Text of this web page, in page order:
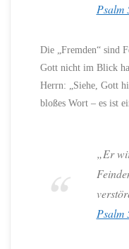
Psalm
Die „Fremden“ sind
Gott nicht im Blick
Herrn: „Siehe, Gott
bloßes Wort – es ist
„Er
Psalm